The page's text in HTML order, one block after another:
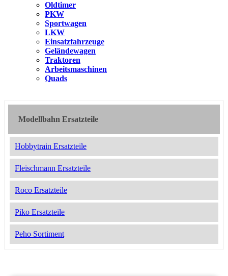
Oldtimer
PKW
Sportwagen
LKW
Einsatzfahrzeuge
Geländewagen
Traktoren
Arbeitsmaschinen
Quads
Modellbahn Ersatzteile
Hobbytrain Ersatzteile
Fleischmann Ersatzteile
Roco Ersatzteile
Piko Ersatzteile
Peho Sortiment